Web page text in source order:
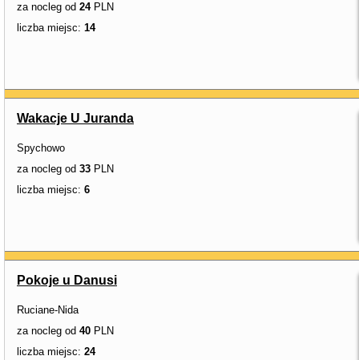
za nocleg od 24PLN
liczba miejsc: 14
Wakacje U Juranda
Spychowo
za nocleg od 33 PLN
liczba miejsc: 6
Pokoje u Danusi
Ruciane-Nida
za nocleg od 40 PLN
liczba miejsc: 24